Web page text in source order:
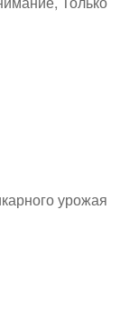
урожая